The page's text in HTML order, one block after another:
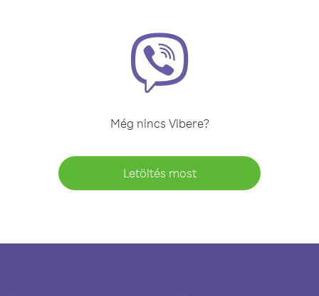
Még nincs Vibere?
Letöltés most